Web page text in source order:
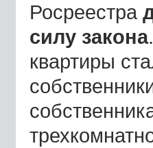
Росреестра
силу закона
квартиры